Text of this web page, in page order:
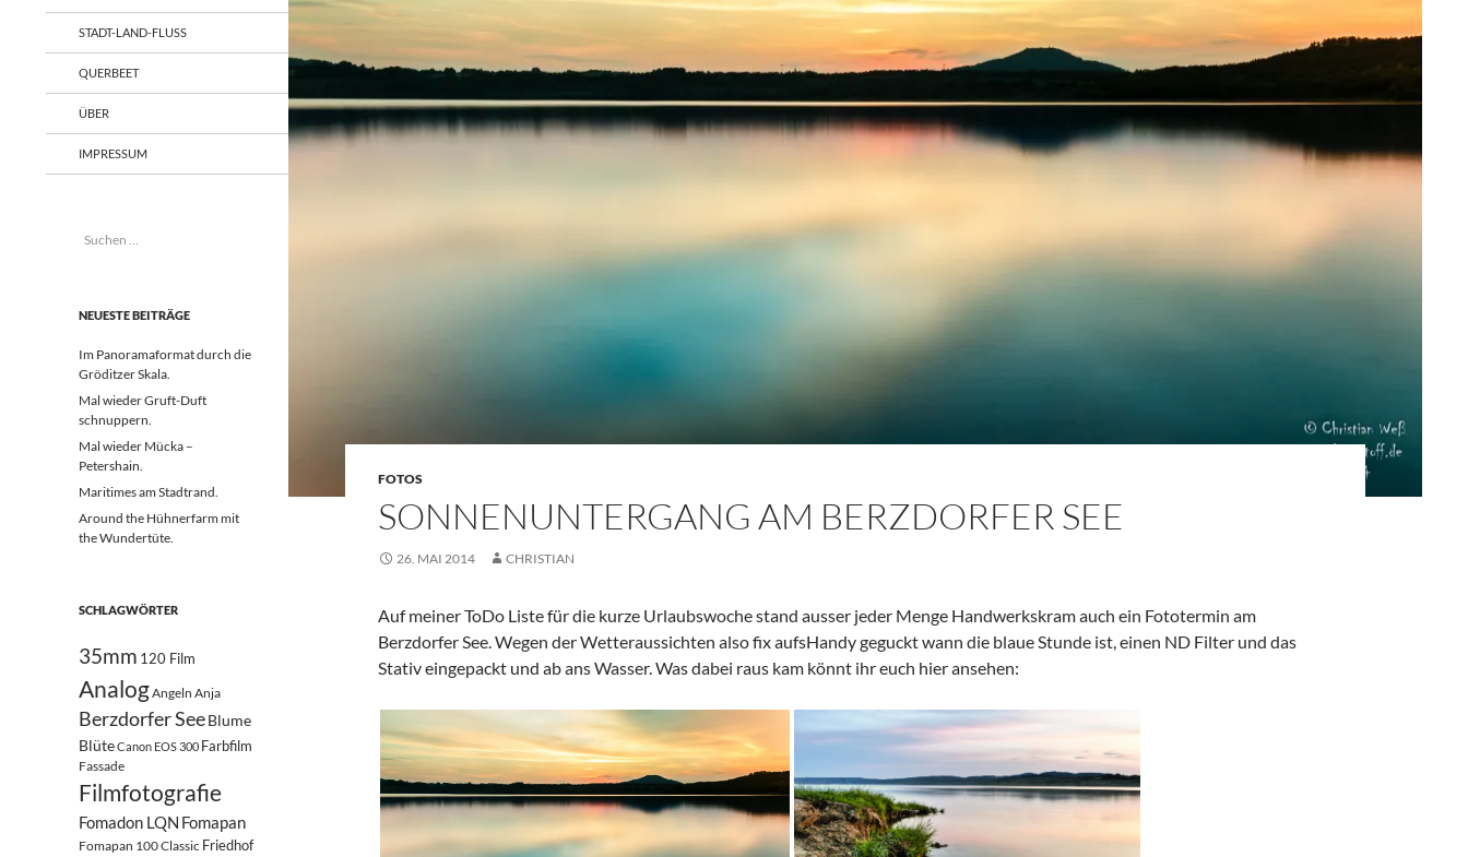
FOTOS
SONNENUNTERGANG AM BERZDORFER SEE
26. MAI 2014 CHRISTIAN
Auf meiner ToDo Liste für die kurze Urlaubswoche stand ausser jeder Menge Handwerkskram auch ein Fototermin am
Berzdorfer See. Wegen der Wetteraussichten also fix aufsHandy geguckt wann die blaue Stunde ist, einen ND Filter und das
Stativ eingepackt und ab ans Wasser. Was dabei raus kam könnt ihr euch hier ansehen:
STADT-LAND-FLUSS
QUERBEET
ÜBER
IMPRESSUM
Suchen
NEUESTE BEITRÄGE
Im Panoramaformat durch die
Gröditzer Skala.
Mal wieder Gruft-Duft
schnuppern.
Mal wieder Mücka –
Petershain.
Maritimes am Stadtrand.
Around the Hühnerfarm mit
the Wundertüte.
SCHLAGWÖRTER
35mm 120 Film
AnalogAngeln Anja
Berzdorfer SeeBlume
BlüteCanon EOS 300 Farbfilm
Fassade
Filmfotografie
Fomadon LQN Fomapan
Fomapan 100 Classic Friedhof